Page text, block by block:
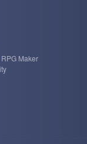
Maker